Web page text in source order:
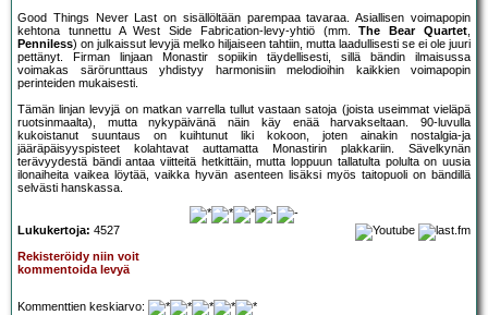
Good Things Never Last on sisällöltään parempaa tavaraa. Asiallisen voimapopin
kehtona tunnettu A West Side Fabrication-levy-yhtiö (mm.The Bear Quartet,
Penniless) on julkaissut levyjä melko hiljaiseen tahtiin, mutta laadullisesti se ei ole juuri
pettänyt. Firman linjaan Monastir sopiikin täydellisesti, sillä bändin ilmaisussa
voimakas särörunttaus yhdistyy harmonisiin melodioihin kaikkien voimapopin
perinteiden mukaisesti.
Tämän linjan levyjä on matkan varrella tullut vastaan satoja (joista useimmat vieläpä
ruotsinmaalta), mutta nykypäivänä näin käy enää harvakseltaan. 90-luvulla
kukoistanut suuntaus on kuihtunut liki kokoon, joten ainakin nostalgia-ja
jääräpäisyyspisteet kolahtavat auttamatta Monastirin plakkariin. Sävelkynän
terävyydestä bändi antaa viitteitä hetkittäin, mutta loppuun tallatulta polulta on uusia
ilonaiheita vaikea löytää, vaikka hyvän asenteen lisäksi myös taitopuoli on bändillä
selvästi hanskassa.
Lukukertoja: 4527
Rekisteröidy niin voit
kommentoida levyä
Kommenttien keskiarvo: